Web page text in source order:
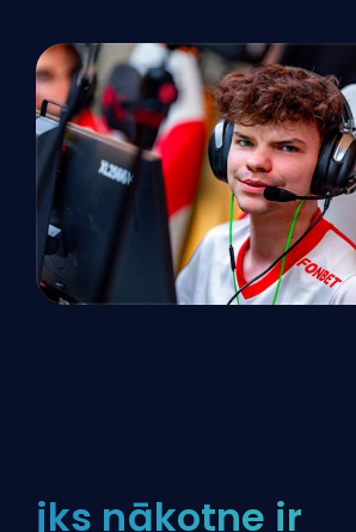
jks nākotne ir